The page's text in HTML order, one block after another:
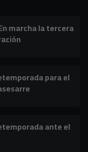
marcha la tercera
para el
ante el